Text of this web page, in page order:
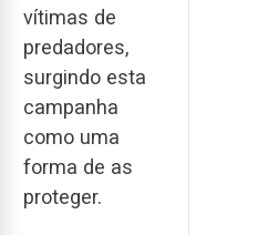
vítimas de
predadores,
surgindo esta
campanha
como uma
forma de as
proteger.